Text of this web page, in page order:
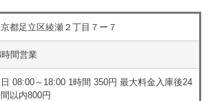
都足立区綾瀬２丁目７ー７
間営業
08:00～18:00 1時間 350円 最大料金入庫後24
以内800円